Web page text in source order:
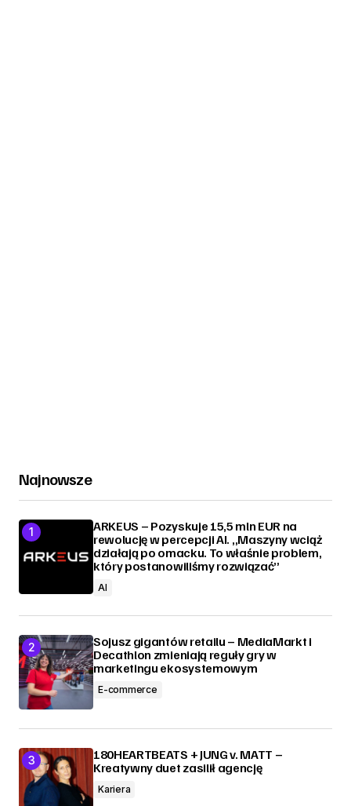
Najnowsze
ARKEUS – Pozyskuje 15,5 mln EUR na
rewolucję w percepcji AI. „Maszyny wciąż
działają po omacku. To właśnie problem,
który postanowiliśmy rozwiązać”
AI
Sojusz gigantów retailu – MediaMarkt i
Decathlon zmieniają reguły gry w
marketingu ekosystemowym
E-commerce
180HEARTBEATS + JUNG v. MATT –
Kreatywny duet zasilił agencję
Kariera